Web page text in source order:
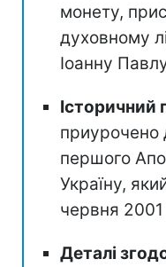
монету,
духовному
Іоанну
Історичний
приурочено
першого
Україну,
червня 2001
Деталі